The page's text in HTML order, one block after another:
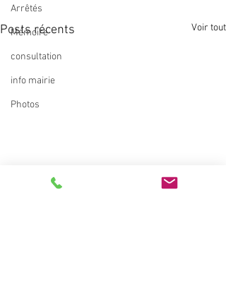
Arrêtés
Mémoire
consultation
info mairie
Photos
Posts récents Voir tout